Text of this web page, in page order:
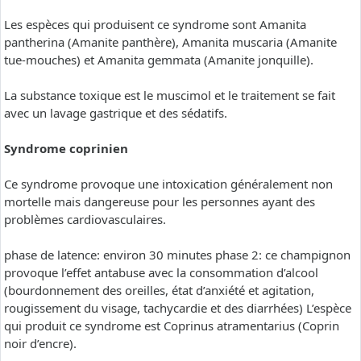
Les espèces qui produisent ce syndrome sont Amanita
pantherina (Amanite panthère), Amanita muscaria (Amanite
tue-mouches) et Amanita gemmata (Amanite jonquille).
La substance toxique est le muscimol et le traitement se fait
avec un lavage gastrique et des sédatifs.
Syndrome coprinien
Ce syndrome provoque une intoxication généralement non
mortelle mais dangereuse pour les personnes ayant des
problèmes cardiovasculaires.
phase de latence: environ 30 minutes phase 2: ce champignon
provoque l’effet antabuse avec la consommation d’alcool
(bourdonnement des oreilles, état d’anxiété et agitation,
rougissement du visage, tachycardie et des diarrhées) L’espèce
qui produit ce syndrome est Coprinus atramentarius (Coprin
noir d’encre).